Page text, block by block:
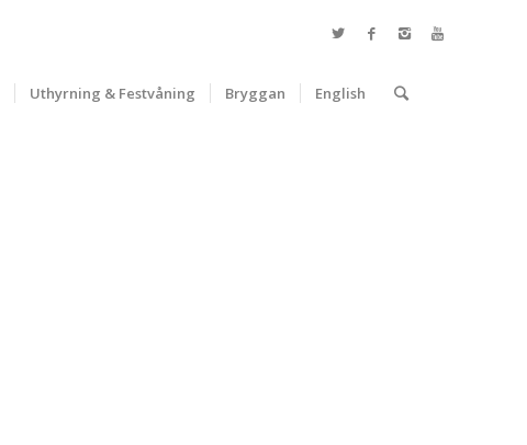
Uthyrning & Festvåning Bryggan English